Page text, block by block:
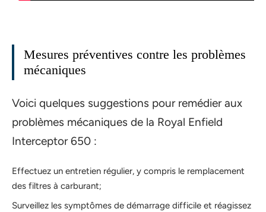
Mesures préventives contre les problèmes
mécaniques
Voici quelques suggestions pour remédier aux
problèmes mécaniques de la Royal Enfield
Interceptor 650 :
Effectuez un entretien régulier, y compris le remplacement
des filtres à carburant;
Surveillez les symptômes de démarrage difficile et réagissez